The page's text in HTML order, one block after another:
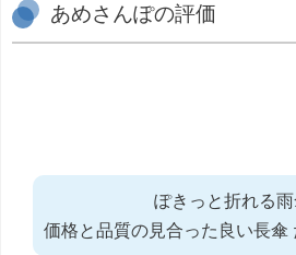
あめさんぽの評価
ぽきっと折れる雨
価格と品質の見合った良い長傘